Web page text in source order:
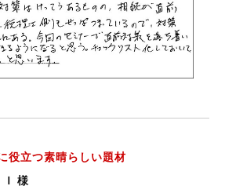
役立つ素晴らしい題材
Ｉ 様